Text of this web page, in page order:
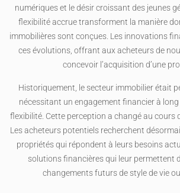
numériques et le désir croissant des jeunes
flexibilité accrue transforment la manière
immobilières sont conçues. Les innovations
ces évolutions, offrant aux acheteurs de
concevoir l’acquisition d’une
Historiquement, le secteur immobilier était
nécessitant un engagement financier à
flexibilité. Cette perception a changé au cours
Les acheteurs potentiels recherchent
propriétés qui répondent à leurs besoins
solutions financières qui leur permettent
changements futurs de style de vie